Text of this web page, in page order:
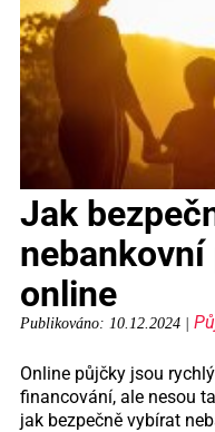
Jak
online
Publikováno: 10.12.2024 |
Online půjčky jsou
financování, ale nesou
jak bezpečně vybírat